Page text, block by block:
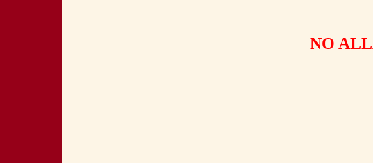
NO